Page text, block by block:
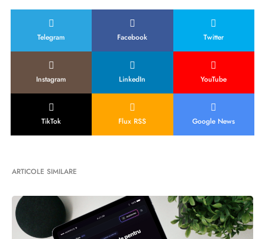
Telegram Facebook Twitter
Instagram LinkedIn YouTube
TikTok Flux RSS Google News
ARTICOLE SIMILARE